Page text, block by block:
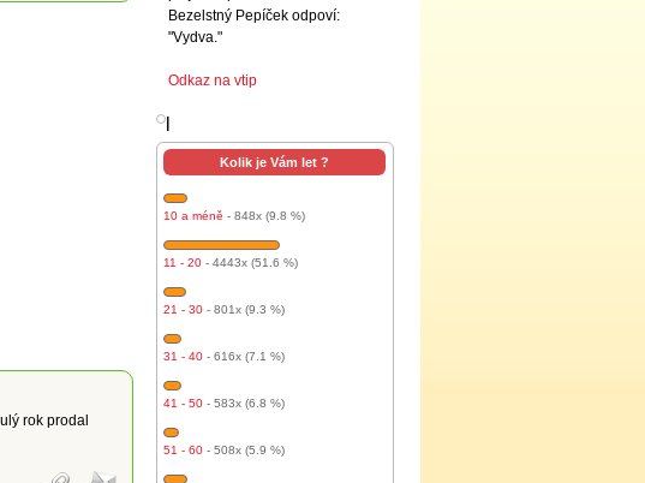
rok prodal
Bezelstný Pepíček odpoví:
"Vydva."
Odkaz na vtip
Kolik je Vám let ?
10 a méně - 848x (9.8 %)
11 - 20 - 4443x (51.6 %)
21 - 30 - 801x (9.3 %)
31 - 40 - 616x (7.1 %)
41 - 50 - 583x (6.8 %)
51 - 60 - 508x (5.9 %)